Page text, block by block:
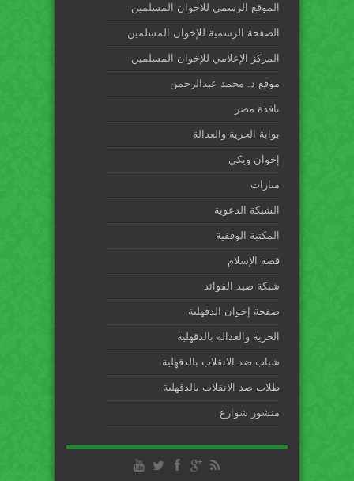
الموقع الرسمي للاخوان المسلمين
الصفحة الرسمية للإخوان المسلمين
المركز الإعلامي للإخوان المسلمين
موقع د. محمد عبدالرحمن
نافذة مصر
بوابة الحرية والعدالة
إخوان ويكي
منارات
الشبكة الدعوية
المكتبة الوقفية
قصة الإسلام
شبكة صيد الفوائد
صفحة إخوان الدقهلية
الحرية والعدالة بالدقهلية
شباب ضد الانقلاب بالدقهلية
طلاب ضد الانقلاب بالدقهلية
منشور شوارع